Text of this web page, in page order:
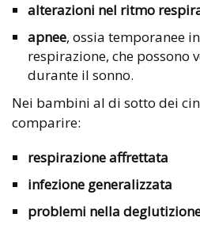
alterazioni nel ritmo
apnee, ossia temporanee
respirazione, che possono
durante il sonno.
Nei bambini al di sotto dei
comparire:
respirazione affrettata
infezione generalizzata
problemi nella